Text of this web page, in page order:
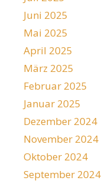
Juni 2025
Mai 2025
April 2025
März 2025
Februar 2025
Januar 2025
Dezember 2024
November 2024
Oktober 2024
September 2024